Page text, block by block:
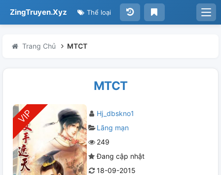
ZingTruyen.Xyz Thể loại
Trang Chủ MTCT
MTCT
Hj_dbskno1
Lãng mạn
249
Đang cập nhật
18-09-2015